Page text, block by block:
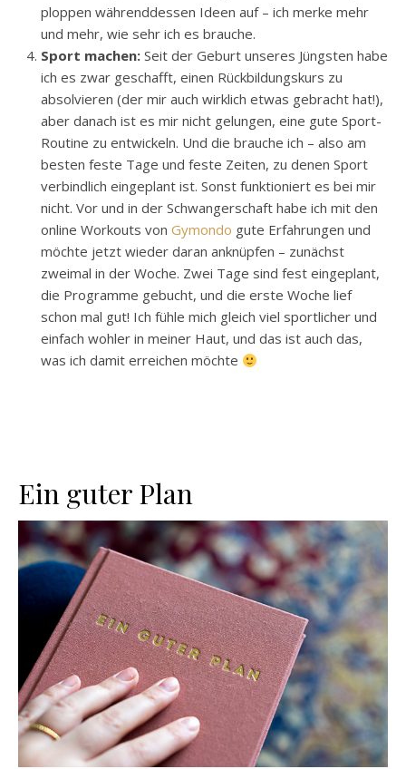
ploppen währenddessen Ideen auf – ich merke mehr
und mehr, wie sehr ich es brauche.
Sport machen: Seit der Geburt unseres Jüngsten habe
ich es zwar geschafft, einen Rückbildungskurs zu
absolvieren (der mir auch wirklich etwas gebracht hat!),
aber danach ist es mir nicht gelungen, eine gute Sport-
Routine zu entwickeln. Und die brauche ich – also am
besten feste Tage und feste Zeiten, zu denen Sport
verbindlich eingeplant ist. Sonst funktioniert es bei mir
nicht. Vor und in der Schwangerschaft habe ich mit den
online Workouts von Gymondo gute Erfahrungen und
möchte jetzt wieder daran anknüpfen – zunächst
zweimal in der Woche. Zwei Tage sind fest eingeplant,
die Programme gebucht, und die erste Woche lief
schon mal gut! Ich fühle mich gleich viel sportlicher und
einfach wohler in meiner Haut, und das ist auch das,
was ich damit erreichen möchte
Ein guter Plan